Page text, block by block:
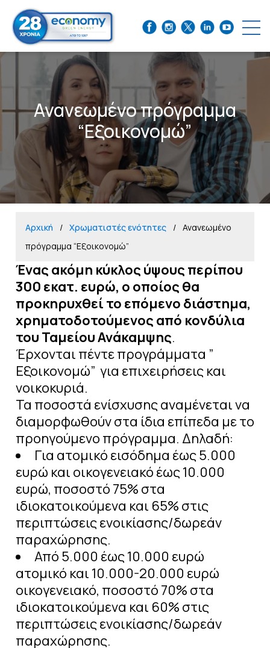
Ανανεωμένο πρόγραμμα
“Εξοικονομώ”
Αρχική Χρωματιστές ενότητες
Ανανεωμένο
πρόγραμμα “Εξοικονομώ”
Ένας ακόμη κύκλος ύψους περίπου
300 εκατ. ευρώ, ο οποίος θα
προκηρυχθεί το επόμενο διάστημα,
χρηματοδοτούμενος από κονδύλια
του Ταμείου Ανάκαμψης.
Έρχονται πέντε προγράμματα ”
Εξοικονομώ” για επιχειρήσεις και
νοικοκυριά.
Τα ποσοστά ενίσχυσης αναμένεται να
διαμορφωθούν στα ίδια επίπεδα με το
προηγούμενο πρόγραμμα. Δηλαδή:
Για ατομικό εισόδημα έως 5.000
ευρώ και οικογενειακό έως 10.000
ευρώ, ποσοστό 75% στα
ιδιοκατοικούμενα και 65% στις
περιπτώσεις ενοικίασης/δωρεάν
παραχώρησης.
Από 5.000 έως 10.000 ευρώ
ατομικό και 10.000-20.000 ευρώ
οικογενειακό, ποσοστό 70% στα
ιδιοκατοικούμενα και 60% στις
περιπτώσεις ενοικίασης/δωρεάν
παραχώρησης.